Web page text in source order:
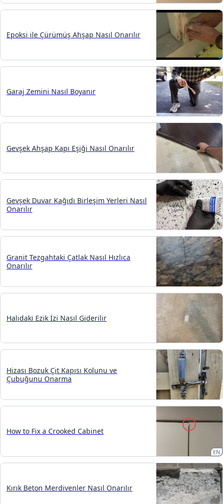
Epoksi ile Çürümüş Ahşap Nasıl Onarılır
Garaj Zemini Nasıl Boyanır
Gevşek Ahşap Kapı Eşiği Nasıl Onarılır
Gevşek Duvar Kağıdı Birleşim Yerleri Nasıl
Onarılır
Granit Tezgahtaki Çatlak Nasıl Hızlıca
Onarılır
Halıdaki Ezik İzi Nasıl Giderilir
Hizası Bozuk Çit Kapısı Kolunu ve
Çubuğunu Onarma
How to Fix a Crooked Cabinet
EN
Kırık Beton Merdivenler Nasıl Onarılır